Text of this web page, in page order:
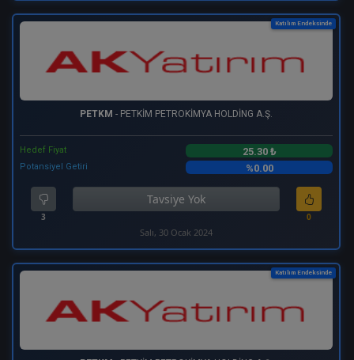
Katılım Endeksinde
PETKM - PETKİM PETROKİMYA HOLDİNG A.Ş.
Hedef Fiyat 25.30 ₺
Potansiyel Getiri %0.00
3
Tavsiye Yok
0
Salı, 30 Ocak 2024
Katılım Endeksinde